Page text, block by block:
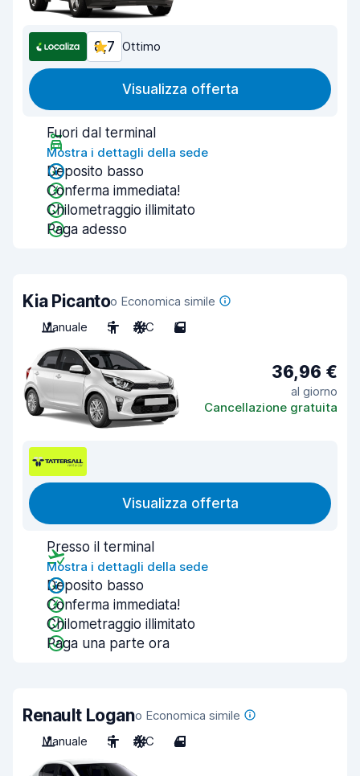
8,7 Ottimo
Visualizza offerta
Fuori dal terminal
Mostra i dettagli della sede
Deposito basso
Conferma immediata!
Chilometraggio illimitato
Paga adesso
Kia Picantoo Economica simile
Manuale
5 A/C 5
36,96 €
al giorno
Cancellazione gratuita
Visualizza offerta
Presso il terminal
Mostra i dettagli della sede
Deposito basso
Conferma immediata!
Chilometraggio illimitato
Paga una parte ora
Renault Logano Economica simile
Manuale
5 A/C 4